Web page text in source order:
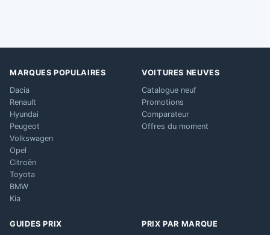
MARQUES POPULAIRES
Dacia
Renault
Hyundai
Peugeot
Volkswagen
Opel
Citroën
Toyota
BMW
Kia
VOITURES NEUVES
Catalogue neuf
Promotions
Comparateur
Offres du moment
GUIDES PRIX
PRIX PAR MARQUE